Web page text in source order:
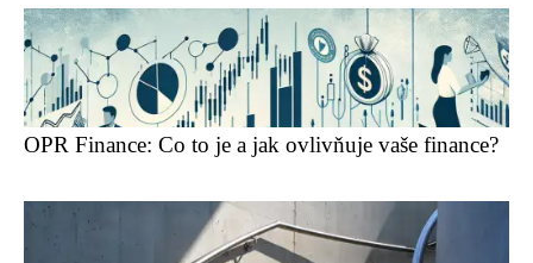
OPR Finance: Co to je a jak ovlivňuje vaše finance?